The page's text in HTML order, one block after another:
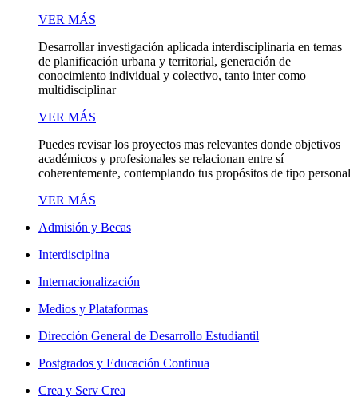
VER MÁS
Desarrollar investigación aplicada interdisciplinaria en temas
de planificación urbana y territorial, generación de
conocimiento individual y colectivo, tanto inter como
multidisciplinar
VER MÁS
Puedes revisar los proyectos mas relevantes donde objetivos
académicos y profesionales se relacionan entre sí
coherentemente, contemplando tus propósitos de tipo personal
VER MÁS
Admisión y Becas
Interdisciplina
Internacionalización
Medios y Plataformas
Dirección General de Desarrollo Estudiantil
Postgrados y Educación Continua
Crea y Serv Crea